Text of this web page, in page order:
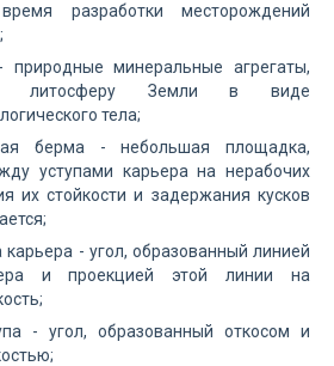
разработки месторождений
минеральные агрегаты,
литосферу Земли в виде
тела;
берма - небольшая площадка,
уступами карьера на нерабочих
их стойкости и задержания кусков
карьера - угол, образованный линией
и проекцией этой линии на
- угол, образованный откосом и